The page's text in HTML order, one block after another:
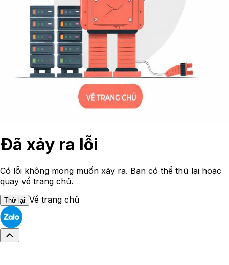
Đã xảy ra lỗi
Có lỗi không mong muốn xảy ra. Bạn có thể thử lại hoặc
quay về trang chủ.
Thử lại Về trang chủ